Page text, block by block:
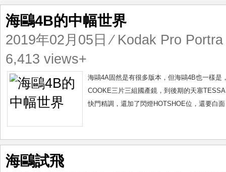
海鷗4B的中幅世界
2019年02月05日 ⁄ Kodak Pro
6,413 views+
海鷗4A固然是有很多版本，但海鷗4B也一樣
COOKE三片三組國產鏡，到後期的天塞
快門精調，還加了閃燈HOTSHOE位，還要白
海鷗試飛